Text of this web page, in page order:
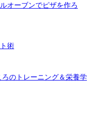
オーブンでピザを作ろ
術
のトレーニング＆栄養学